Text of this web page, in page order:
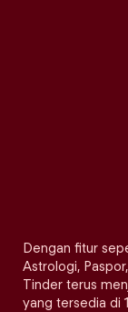
Dengan fitur
Astrologi,
Tinder terus
yang tersedia di